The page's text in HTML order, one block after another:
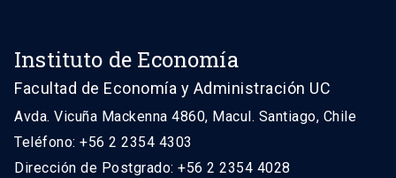
Instituto de Economía
Facultad de Economía y Administración UC
Avda. Vicuña Mackenna 4860, Macul. Santiago, Chile
Teléfono: +56 2 2354 4303
Dirección de Postgrado: +56 2 2354 4028